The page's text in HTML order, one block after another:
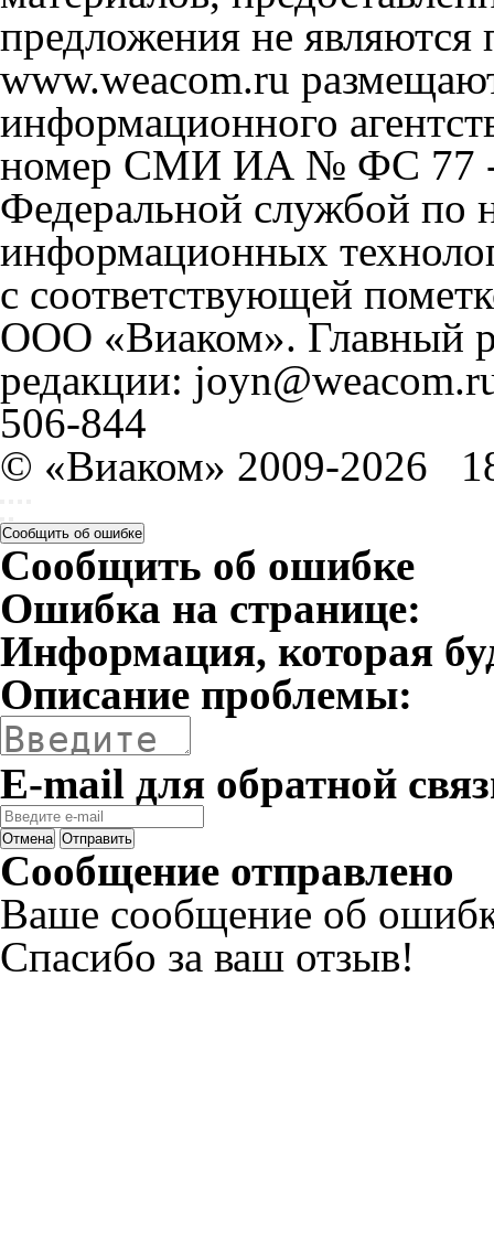
предложения не
www.weacom.ru
информационного
номер СМИ ИА № ФС 77 -
Федеральной службой по
информационных
с соответствующей
ООО «Виаком». Главный
редакции:
506-844
© «Виаком» 2009-2026
Сообщить об ошибке
Сообщить об ошибке
Ошибка на странице:
Информация, которая
Описание проблемы:
E-mail для обратной
Отмена Отправить
Сообщение отправлено
Ваше сообщение об
Спасибо за ваш отзыв!